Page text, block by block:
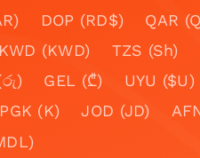
DOP (RD$) QAR
KWD (KWD) TZS (Sh)
GEL (₾) UYU ($U)
PGK (K) JOD (JD)